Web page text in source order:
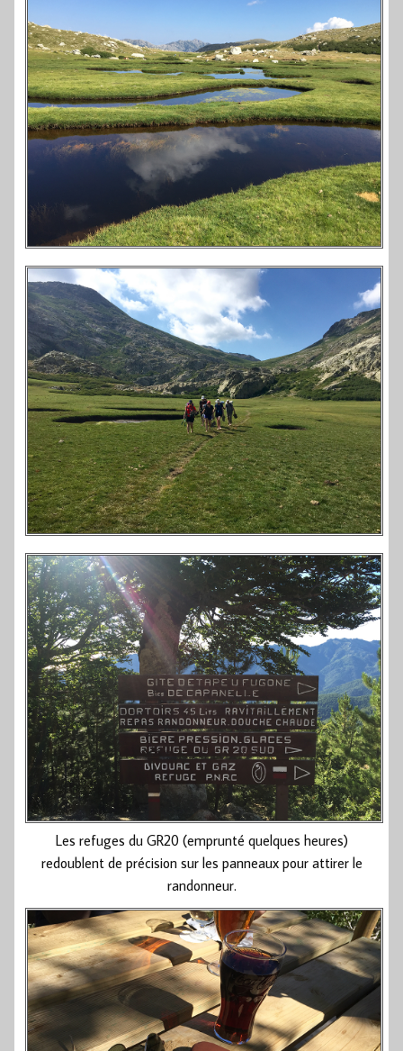
Les refuges du GR20 (emprunté quelques heures)
redoublent de précision sur les panneaux pour attirer le
randonneur.